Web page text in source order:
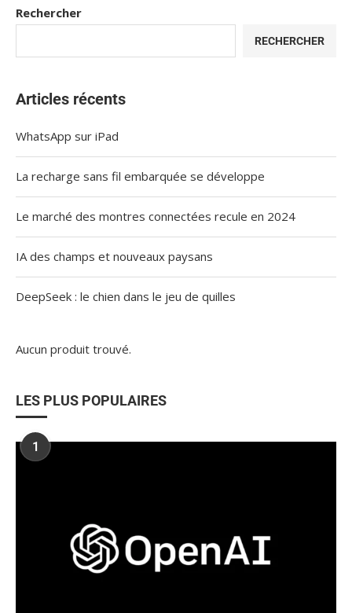
Rechercher
RECHERCHER
Articles récents
WhatsApp sur iPad
La recharge sans fil embarquée se développe
Le marché des montres connectées recule en 2024
IA des champs et nouveaux paysans
DeepSeek : le chien dans le jeu de quilles
Aucun produit trouvé.
LES PLUS POPULAIRES
1